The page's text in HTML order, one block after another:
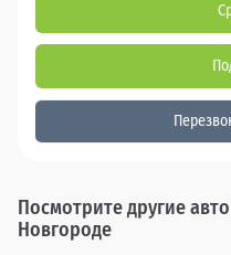
Посмотрите другие
Новгороде